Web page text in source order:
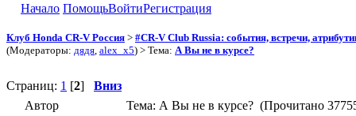
Начало ПомощьВойтиРегистрация
Клуб Honda CR-V Россия > #CR-V Club Russia: события, встречи,
(Модераторы: дядя alex_x5) > Тема: А Вы не в курсе?
Страниц: 1 [2] Вниз
Автор
Тема: А Вы не в курсе? (Прочитано